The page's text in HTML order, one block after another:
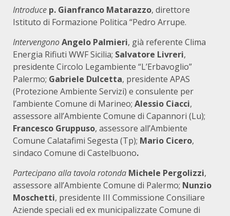
Introduce p. Gianfranco Matarazzo, direttore
Istituto di Formazione Politica “Pedro Arrupe.
IntervengonoAngelo Palmieri, già referente Clima
Energia Rifiuti WWF Sicilia; Salvatore Livreri,
presidente Circolo Legambiente “L’Erbavoglio”
Palermo; Gabriele Dulcetta, presidente APAS
(Protezione Ambiente Servizi) e consulente per
l’ambiente Comune di Marineo; Alessio Ciacci,
assessore all’Ambiente Comune di Capannori (Lu);
Francesco Gruppuso, assessore all’Ambiente
Comune Calatafimi Segesta (Tp); Mario Cicero,
sindaco Comune di Castelbuono.
Partecipano alla tavola rotonda Michele Pergolizzi,
assessore all’Ambiente Comune di Palermo; Nunzio
Moschetti, presidente III Commissione Consiliare
Aziende speciali ed ex municipalizzate Comune di